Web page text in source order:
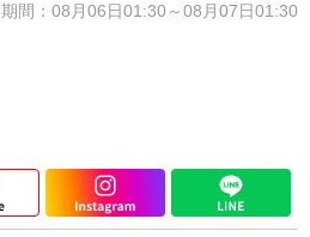
期間：08月06日01:30～08月07日01:30